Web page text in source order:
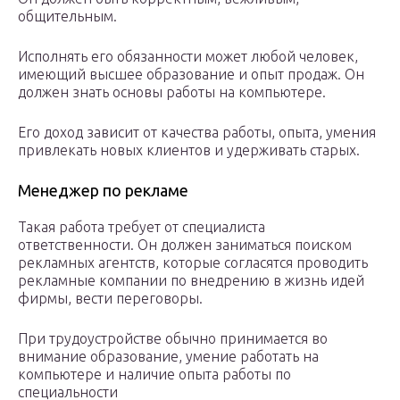
общительным.
Исполнять его обязанности может любой человек,
имеющий высшее образование и опыт продаж. Он
должен знать основы работы на компьютере.
Его доход зависит от качества работы, опыта, умения
привлекать новых клиентов и удерживать старых.
Менеджер по рекламе
Такая работа требует от специалиста
ответственности. Он должен заниматься поиском
рекламных агентств, которые согласятся проводить
рекламные компании по внедрению в жизнь идей
фирмы, вести переговоры.
При трудоустройстве обычно принимается во
внимание образование, умение работать на
компьютере и наличие опыта работы по
специальности